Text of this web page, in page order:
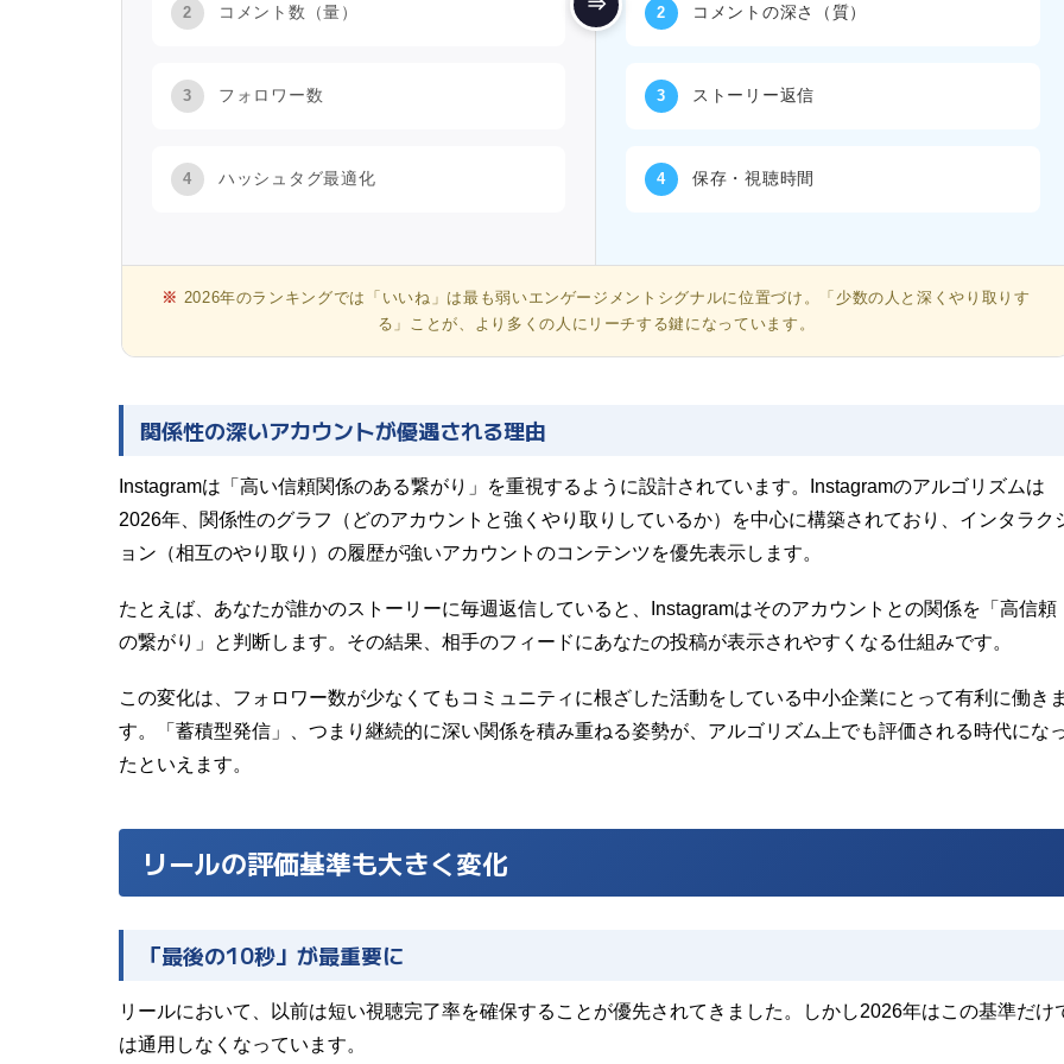
2 コメント数（量）
3 フォロワー数
4 ハッシュタグ最適化
2 コメントの深さ（質）
3 ストーリー返信
4 保存・視聴時間
※ 2026年のランキングでは「いいね」は最も弱いエンゲージメントシグナルに位置づけ。「少数の人と深くやり取りす
る」ことが、より多くの人にリーチする鍵になっています。
関係性の深いアカウントが優遇される理由
Instagramは「高い信頼関係のある繋がり」を重視するように設計されています。Instagramのアルゴリズムは
2026年、関係性のグラフ（どのアカウントと強くやり取りしているか）を中心に構築されており、インタラク
ョン（相互のやり取り）の履歴が強いアカウントのコンテンツを優先表示します。
たとえば、あなたが誰かのストーリーに毎週返信していると、Instagramはそのアカウントとの関係を「高信頼
の繋がり」と判断します。その結果、相手のフィードにあなたの投稿が表示されやすくなる仕組みです。
この変化は、フォロワー数が少なくてもコミュニティに根ざした活動をしている中小企業にとって有利に働き
す。「蓄積型発信」、つまり継続的に深い関係を積み重ねる姿勢が、アルゴリズム上でも評価される時代にな
たといえます。
リールの評価基準も大きく変化
「最後の10秒」が最重要に
リールにおいて、以前は短い視聴完了率を確保することが優先されてきました。しかし2026年はこの基準だけ
は通用しなくなっています。